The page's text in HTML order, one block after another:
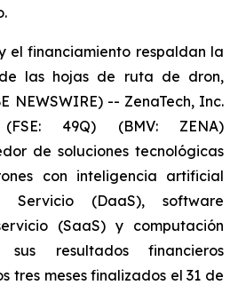
el financiamiento respaldan la
las hojas de ruta de dron,
NEWSWIRE) -- ZenaTech, Inc.
49Q) (BMV: ZENA)
de soluciones tecnológicas
con inteligencia artificial
(DaaS), software
(SaaS) y computación
sus resultados financieros
tres meses finalizados el 31 de